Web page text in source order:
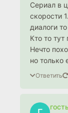
Сериал в
скорости
диалоги
Кто то
Нечто
но только
Ответить